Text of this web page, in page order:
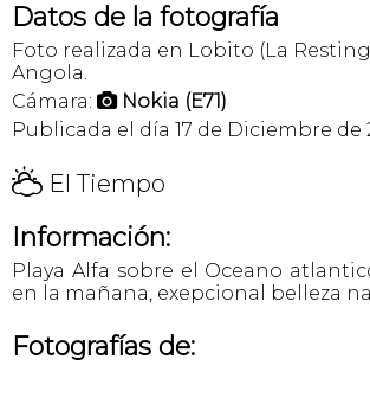
Datos de la fotografía
Foto realizada en Lobito (La
Angola.
Cámara:  Nokia (E71)
Publicada el día 17 de Diciembre de
H El Tiempo
Información:
Playa Alfa sobre el Oceano
en la mañana, exepcional belleza
Fotografías de: